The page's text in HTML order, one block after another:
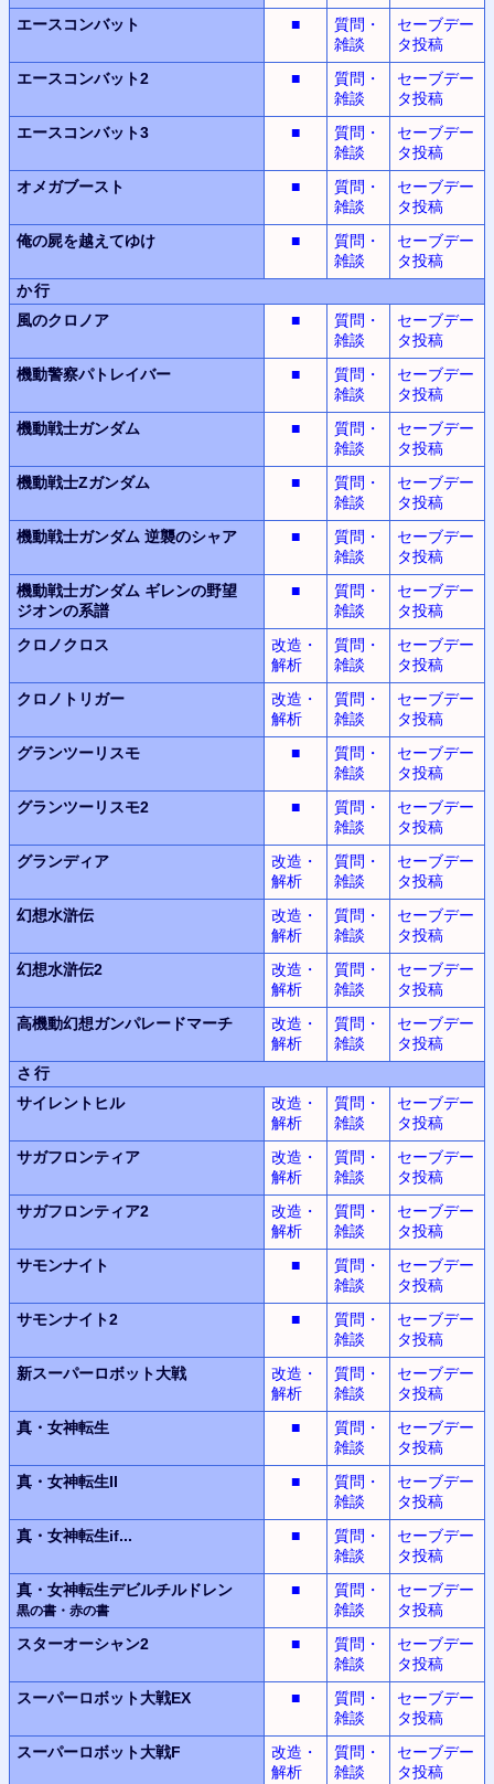
エースコンバット
■
質問・
雑談
セーブデー
タ投稿
エースコンバット2
■
質問・
雑談
セーブデー
タ投稿
エースコンバット3
■
質問・
雑談
セーブデー
タ投稿
オメガブースト
■
質問・
雑談
セーブデー
タ投稿
俺の屍を越えてゆけ
■
質問・
雑談
セーブデー
タ投稿
か行
風のクロノア
■
質問・
雑談
セーブデー
タ投稿
機動警察パトレイバー
■
質問・
雑談
セーブデー
タ投稿
機動戦士ガンダム
■
質問・
雑談
セーブデー
タ投稿
機動戦士Zガンダム
■
質問・
雑談
セーブデー
タ投稿
機動戦士ガンダム 逆襲のシャア ■
質問・
雑談
セーブデー
タ投稿
機動戦士ガンダム ギレンの野望
ジオンの系譜
■
質問・
雑談
セーブデー
タ投稿
クロノクロス
改造・
解析
質問・
雑談
セーブデー
タ投稿
クロノトリガー
改造・
解析
質問・
雑談
セーブデー
タ投稿
グランツーリスモ
■
質問・
雑談
セーブデー
タ投稿
グランツーリスモ2
■
質問・
雑談
セーブデー
タ投稿
グランディア
改造・
解析
質問・
雑談
セーブデー
タ投稿
幻想水滸伝
改造・
解析
質問・
雑談
セーブデー
タ投稿
幻想水滸伝2
改造・
解析
質問・
雑談
セーブデー
タ投稿
高機動幻想ガンパレードマーチ
改造・
解析
質問・
雑談
セーブデー
タ投稿
さ行
サイレントヒル
改造・
解析
質問・
雑談
セーブデー
タ投稿
サガフロンティア
改造・
解析
質問・
雑談
セーブデー
タ投稿
サガフロンティア2
改造・
解析
質問・
雑談
セーブデー
タ投稿
サモンナイト
■
質問・
雑談
セーブデー
タ投稿
サモンナイト2
■
質問・
雑談
セーブデー
タ投稿
新スーパーロボット大戦
改造・
解析
質問・
雑談
セーブデー
タ投稿
真・女神転生
■
質問・
雑談
セーブデー
タ投稿
真・女神転生II
■
質問・
雑談
セーブデー
タ投稿
真・女神転生if... ■
質問・
雑談
セーブデー
タ投稿
真・女神転生デビルチルドレン
黒の書・赤の書
■
質問・
雑談
セーブデー
タ投稿
スターオーシャン2
■
質問・
雑談
セーブデー
タ投稿
スーパーロボット大戦EX
■
質問・
雑談
セーブデー
タ投稿
スーパーロボット大戦F
改造・
解析
質問・
雑談
セーブデー
タ投稿